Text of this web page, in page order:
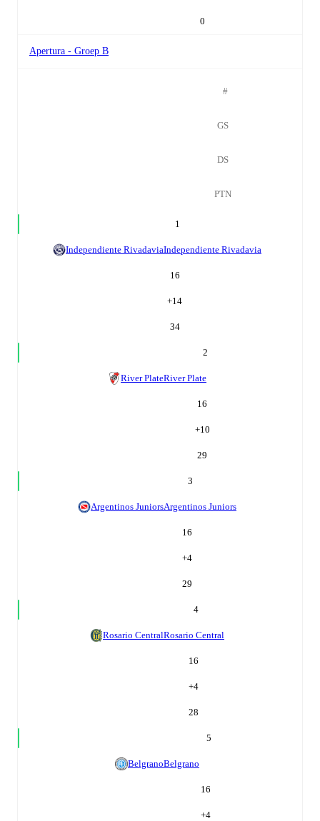
0
Apertura - Groep B
#
GS
DS
PTN
1
Independiente RivadaviaIndependiente Rivadavia
16
+14
34
2
River PlateRiver Plate
16
+10
29
3
Argentinos JuniorsArgentinos Juniors
16
+4
29
4
Rosario CentralRosario Central
16
+4
28
5
BelgranoBelgrano
16
+4